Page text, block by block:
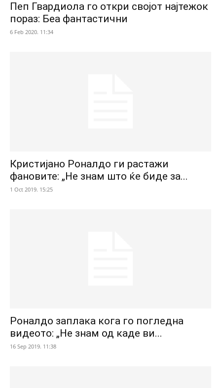
Пеп Гвардиола го откри својот најтежок
пораз: Беа фантастични
6 Feb 2020. 11:34
Кристијано Роналдо ги растажи
фановите: „Не знам што ќе биде за...
1 Oct 2019. 15:25
Роналдо заплака кога го погледна
видеото: „Не знам од каде ви...
16 Sep 2019. 11:38